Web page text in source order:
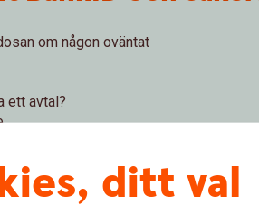
om någon oväntat
ett avtal?
ditt val